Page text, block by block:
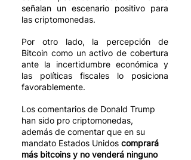
señalan un escenario positivo para
las criptomonedas.
Por otro lado, la percepción de
Bitcoin como un activo de cobertura
ante la incertidumbre económica y
las políticas fiscales lo posiciona
favorablemente.
Los comentarios de Donald Trump
han sido pro criptomonedas,
además de comentar que en su
mandato Estados Unidos comprará
más bitcoins y no venderá ninguno